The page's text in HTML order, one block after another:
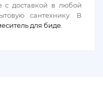
с доставкой в любой
сантехнику. В
для биде